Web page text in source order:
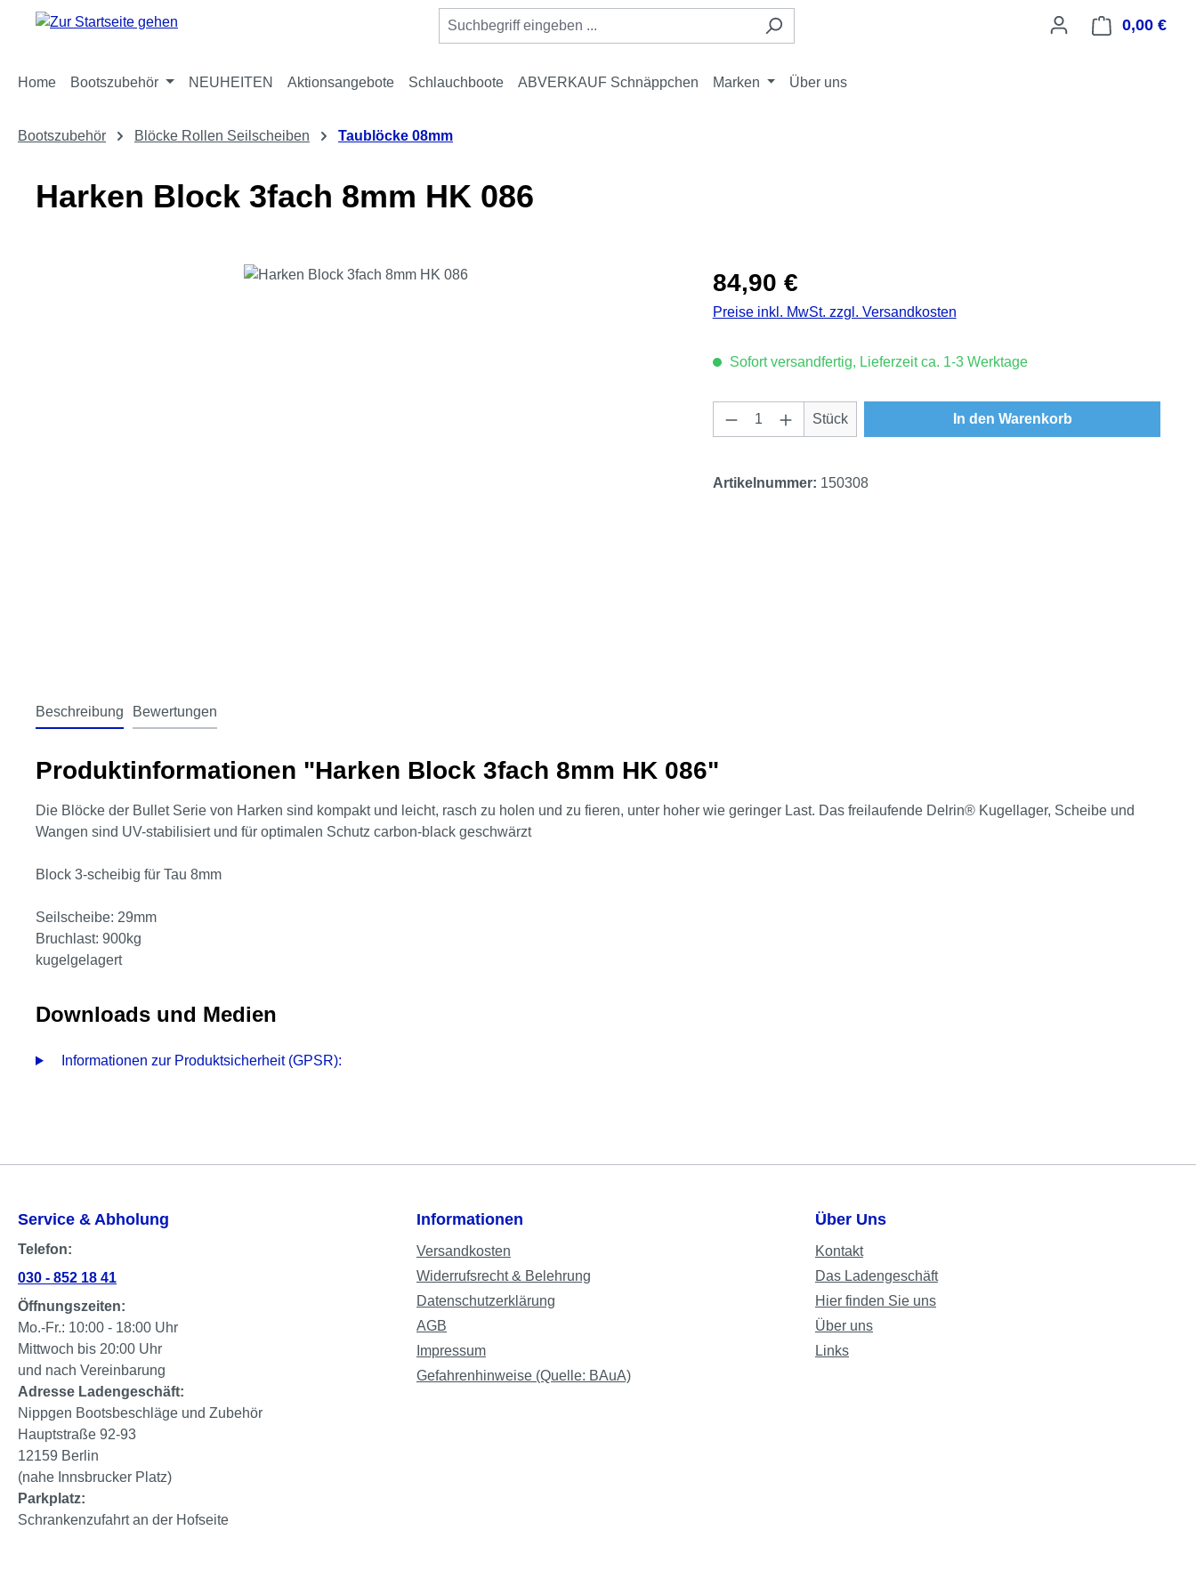
Hauptinhalt springen
Zur Suche springen
Zur Hauptnavigation springen 0,00 €
Home Bootszubehör NEUHEITEN Aktionsangebote Schlauchboote ABVERKAUF Schnäppchen Marken Über uns
Bootszubehör Blöcke Rollen Seilscheiben Taublöcke 08mm
Harken Block 3fach 8mm HK 086
Regulärer Preis:
84,90 €
Preise inkl. MwSt. zzgl. Versandkosten
Sofort versandfertig, Lieferzeit ca. 1-3 Werktage
Produkt Anzahl: Gib den gewünschten Wert ein
Stück In den Warenkorb
Artikelnummer: 150308
Beschreibung Bewertungen
Produktinformationen "Harken Block 3fach 8mm HK 086"
Die Blöcke der Bullet Serie von Harken sind kompakt und leicht, rasch zu holen und zu fieren, unter hoher wie geringer Last. Das freilaufende Delrin® Kugellager, Scheibe und
Wangen sind UV-stabilisiert und für optimalen Schutz carbon-black geschwärzt
Block 3-scheibig für Tau 8mm
Seilscheibe: 29mm
Bruchlast: 900kg
kugelgelagert
Downloads und Medien
Informationen zur Produktsicherheit (GPSR):
Service & Abholung
Telefon:
030 - 852 18 41
Öffnungszeiten:
Mo.-Fr.: 10:00 - 18:00 Uhr
Mittwoch bis 20:00 Uhr
und nach Vereinbarung
Adresse Ladengeschäft:
Nippgen Bootsbeschläge und Zubehör
Hauptstraße 92-93
12159 Berlin
(nahe Innsbrucker Platz)
Parkplatz:
Schrankenzufahrt an der Hofseite
Informationen
Versandkosten
Widerrufsrecht & Belehrung
Datenschutzerklärung
AGB
Impressum
Gefahrenhinweise (Quelle: BAuA)
Über Uns
Kontakt
Das Ladengeschäft
Hier finden Sie uns
Über uns
Links